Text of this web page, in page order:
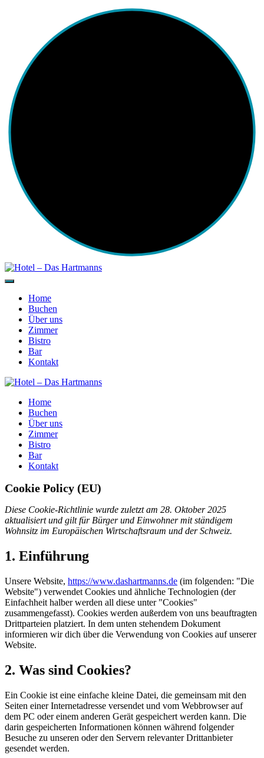
Home
Buchen
Über uns
Zimmer
Bistro
Bar
Kontakt
Home
Buchen
Über uns
Zimmer
Bistro
Bar
Kontakt
Cookie Policy (EU)
Diese Cookie-Richtlinie wurde zuletzt am 28. Oktober 2025
aktualisiert und gilt für Bürger und Einwohner mit ständigem
Wohnsitz im Europäischen Wirtschaftsraum und der Schweiz.
1. Einführung
Unsere Website, https://www.dashartmanns.de (im folgenden: "Die
Website") verwendet Cookies und ähnliche Technologien (der
Einfachheit halber werden all diese unter "Cookies"
zusammengefasst). Cookies werden außerdem von uns beauftragten
Drittparteien platziert. In dem unten stehendem Dokument
informieren wir dich über die Verwendung von Cookies auf unserer
Website.
2. Was sind Cookies?
Ein Cookie ist eine einfache kleine Datei, die gemeinsam mit den
Seiten einer Internetadresse versendet und vom Webbrowser auf
dem PC oder einem anderen Gerät gespeichert werden kann. Die
darin gespeicherten Informationen können während folgender
Besuche zu unseren oder den Servern relevanter Drittanbieter
gesendet werden.